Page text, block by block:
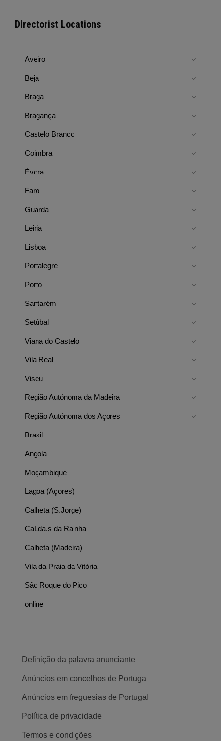
Directorist Locations
Aveiro
Beja
Braga
Bragança
Castelo Branco
Coimbra
Évora
Faro
Guarda
Leiria
Lisboa
Portalegre
Porto
Santarém
Setúbal
Viana do Castelo
Vila Real
Viseu
Região Autónoma da Madeira
Região Autónoma dos Açores
Brasil
Angola
Moçambique
Lagoa (Açores)
Calheta (S.Jorge)
CaLda.s da Rainha
Calheta (Madeira)
Vila da Praia da Vitória
São Roque do Pico
online
Definição da palavra anunciante
Anúncios em concelhos de Portugal
Anúncios em freguesias de Portugal
Política de privacidade
Termos e condições